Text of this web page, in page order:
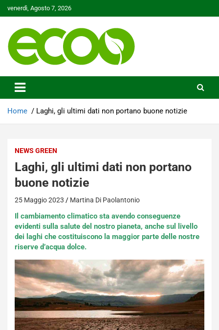
to
venerdì, Agosto 7, 2026
Ecoo.it
Home Laghi, gli ultimi dati non portano buone notizie
NEWS GREEN
Laghi, gli ultimi dati non portano
buone notizie
25 Maggio 2023 Martina Di Paolantonio
Il cambiamento climatico sta avendo conseguenze
evidenti sulla salute del nostro pianeta, anche sul livello
dei laghi che costituiscono la maggior parte delle nostre
riserve d’acqua dolce.